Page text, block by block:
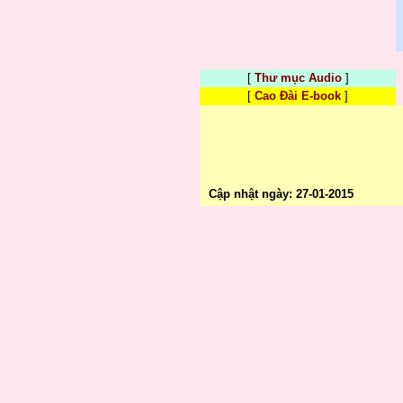
[ Thư mục Audio ]
[ Cao Đài E-book ]
Cập nhật ngày: 27-01-2015